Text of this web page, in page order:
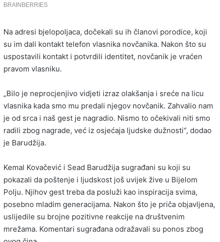
Na adresi bjelopoljaca, dočekali su ih članovi porodice, koji
su im dali kontakt telefon vlasnika novčanika. Nakon što su
uspostavili kontakt i potvrdili identitet, novčanik je vraćen
pravom vlasniku.
„Bilo je neprocjenjivo vidjeti izraz olakšanja i sreće na licu
vlasnika kada smo mu predali njegov novčanik. Zahvalio nam
je od srca i naš gest je nagradio. Nismo to očekivali niti smo
radili zbog nagrade, već iz osjećaja ljudske dužnosti“, dodao
je Barudžija.
Kemal Kovačević i Sead Barudžija sugrađani su koji su
pokazali da poštenje i ljudskost još uvijek žive u Bijelom
Polju. Njihov gest treba da posluži kao inspiracija svima,
posebno mladim generacijama. Nakon što je priča objavljena,
uslijedile su brojne pozitivne reakcije na društvenim
mrežama. Komentari sugrađana odražavali su ponos zbog